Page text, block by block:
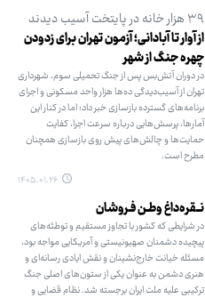
۳۹ هزار خانه در پایتخت آسیب دیدند
از آوار تا آبادانی؛ آزمون تهران برای زدودن
چهره جنگ از شهر
در دوران آتش‌بس پس از جنگ تحمیلی سوم، شهرداری
تهران از آسیب‌دیدگی ده‌ها هزار واحد مسکونی و اجرای
برنامه‌های گسترده بازسازی خبر داد؛ اما در کنار این
آمارها، پرسش‌هایی درباره سرعت اجرا، کفایت
حمایت‌ها و چالش‌های پیش‌ روی بازسازی همچنان
مطرح است.
۱۴۰۵.۰۱.۲۶
نــقره‌داغ وطـن فـروشان
در شرایطی که کشور با تجاوز مستقیم و توطئه‌های
پیچیده دشمنان صهیونیستی و آمریکایی مواجه بود،
مسئله خیانت خارج‌نشینان و نقش ایادی رسانه‌ای و
هنری دشمن به عنوان یکی از ستون‌های اصلی جنگ
ترکیبی علیه ملت ایران برجسته شد. نظام قضایی و